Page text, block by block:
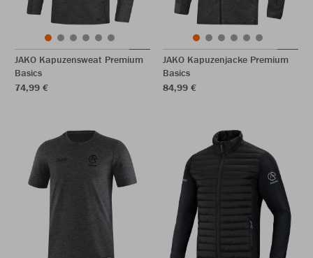
JAKO Kapuzensweat Premium
Basics
74,99 €
JAKO Kapuzenjacke Premium
Basics
84,99 €